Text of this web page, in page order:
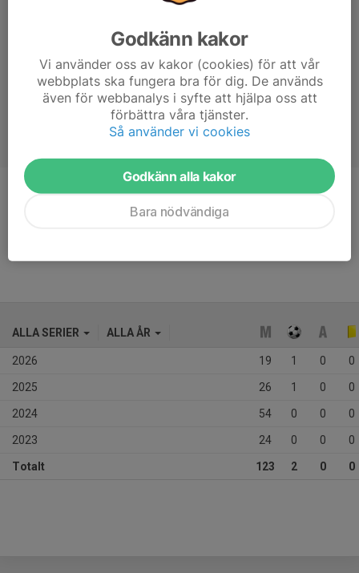
ALLA SERIER ALLA ÅR
2026 19 1 0 0
2025 26 1 0 0
2024 54 0 0 0
2023 24 0 0 0
Totalt 123 2 0 0
Godkänn kakor
Vi använder oss av kakor (cookies) för att vår
webbplats ska fungera bra för dig. De används
även för webbanalys i syfte att hjälpa oss att
förbättra våra tjänster.
Så använder vi cookies
Godkänn alla kakor
Bara nödvändiga